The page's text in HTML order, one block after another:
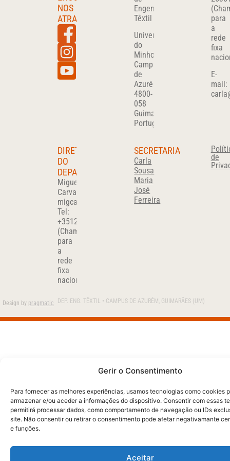
Gerir o Consentimento
Para fornecer as melhores experiências, usamos tecnologias como cookies
armazenar e/ou aceder a informações do dispositivo. Consentir com essas
permitirá processar dados, como comportamento de navegação ou IDs
site. Não consentir ou retirar o consentimento pode afetar negativamante
e funções.
Aceitar
NOS
ATRAVÉS
Engenharia
Têxtil
Universidade
do
Minho
Campus
de
Azurém
4800-
058
Guimarães
Portugal
para
a
rede
fixa
E-
mail:
de
DIRETOR
DO
DEPARTAMENTO
Miguel
Carvalho
migcar@det.uminho.pt
Tel:
+351253510280
(Chamada
para
a
rede
fixa
nacional)
SECRETARIA
Carla
Sousa
Maria
José
Ferreira
Design by pragmatic DEP. ENG. TÊXTIL • CAMPUS DE AZURÉM, GUIMARÃES (UM)